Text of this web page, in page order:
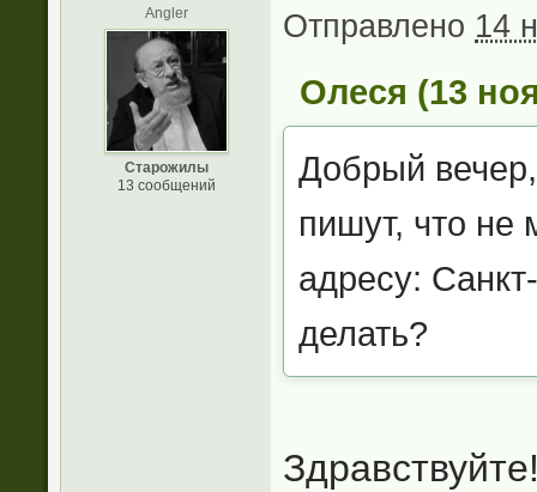
Angler
Старожилы
13 сообщений
Отправлено 14
Олеся (13
Добрый
пишут, что не
адресу:
делать?